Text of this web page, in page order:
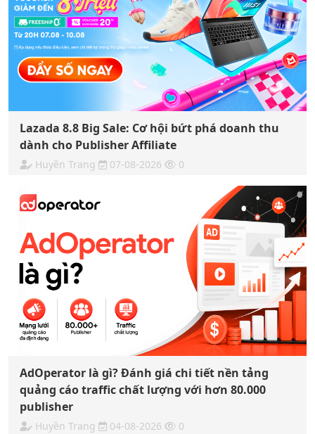
Lazada 8.8 Big Sale: Cơ hội bứt phá doanh thu
dành cho Publisher Affiliate
Huyền Trang 07-08-2026 0
AdOperator là gì? Đánh giá chi tiết nền tảng
quảng cáo traffic chất lượng với hơn 80.000
publisher
Huyền Trang 04-08-2026 0